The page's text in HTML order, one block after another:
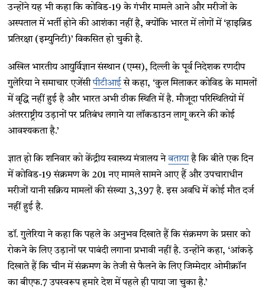
उन्होंने यह भी कहा कि कोविड-19 के गंभीर मामले आने और मरीजों के
अस्पताल में भर्ती होने की आशंका नहीं है, क्योंकि भारत में लोगों में ‘हाइब्रिड
प्रतिरक्षा (इम्युनिटी)’ विकसित हो चुकी है.
अखिल भारतीय आयुर्विज्ञान संस्थान (एम्स), दिल्ली के पूर्व निदेशक रणदीप
गुलेरिया ने समाचार एजेंसीपीटीआईसे कहा, ‘कुल मिलाकर कोविड के मामलों
में वृद्धि नहीं हुई है और भारत अभी ठीक स्थिति में है. मौजूदा परिस्थितियों में
अंतरराष्ट्रीय उड़ानों पर प्रतिबंध लगाने या लॉकडाउन लागू करने की कोई
आवश्यकता है.’
ज्ञात हो कि शनिवार को केंद्रीय स्वास्थ्य मंत्रालय नेबतायाहै कि बीते एक दिन
में कोविड-19 संक्रमण के 201 नए मामले सामने आए हैं और उपचाराधीन
मरीजों यानी सक्रिय मामलों की संख्या 3,397 है. इस अवधि में कोई मौत दर्ज
नहीं हुई है.
डॉ. गुलेरिया ने कहा कि पहले के अनुभव दिखाते हैं कि संक्रमण के प्रसार को
रोकने के लिए उड़ानों पर पाबंदी लगाना प्रभावी नहीं है. उन्होंने कहा, ‘आंकड़े
दिखाते हैं कि चीन में संक्रमण के तेजी से फैलने के लिए जिम्मेदार ओमीक्रॉन
का बीएफ.7 उपस्वरूप हमारे देश में पहले ही पाया जा चुका है.’